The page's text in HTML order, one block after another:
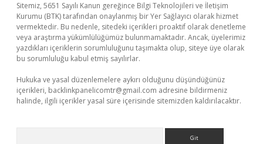
Sitemiz, 5651 Sayılı Kanun gereğince Bilgi Teknolojileri ve İletişim
Kurumu (BTK) tarafından onaylanmış bir Yer Sağlayıcı olarak hizmet
vermektedir. Bu nedenle, sitedeki içerikleri proaktif olarak denetleme
veya araştırma yükümlülüğümüz bulunmamaktadır. Ancak, üyelerimiz
yazdıkları içeriklerin sorumluluğunu taşımakta olup, siteye üye olarak
bu sorumluluğu kabul etmiş sayılırlar.
Hukuka ve yasal düzenlemelere aykırı olduğunu düşündüğünüz
içerikleri, backlinkpanelicomtr@gmail.com adresine bildirmeniz
halinde, ilgili içerikler yasal süre içerisinde sitemizden kaldırılacaktır.